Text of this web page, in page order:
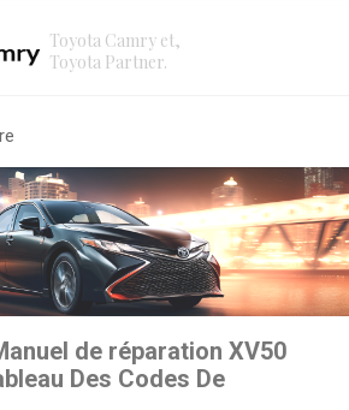
Toyota Camry et,
Toyota Partner.
de réparation XV50
Des Codes De